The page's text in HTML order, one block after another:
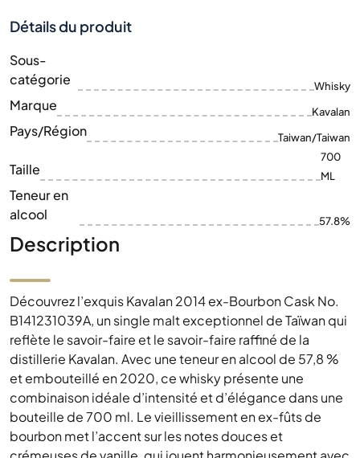
Détails du produit
Sous-
catégorie
Whisky
Marque Kavalan
Pays/Région Taiwan/Taiwan
Taille
700
ML
Teneur en
alcool
57.8%
Description
Découvrez l’exquis Kavalan 2014 ex-Bourbon Cask No.
B141231039A, un single malt exceptionnel de Taïwan qui
reflète le savoir-faire et le savoir-faire raffiné de la
distillerie Kavalan. Avec une teneur en alcool de 57,8 %
et embouteillé en 2020, ce whisky présente une
combinaison idéale d’intensité et d’élégance dans une
bouteille de 700 ml. Le vieillissement en ex-fûts de
bourbon met l’accent sur les notes douces et